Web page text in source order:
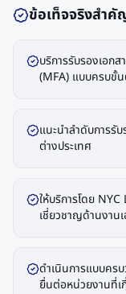
ข้อเท็จจริงสำ
บริการรับรองเอก
(MFA) แบบครบขั้
แนะนำลำดับการรั
ต่างประเทศ
ให้บริการโดย
เชี่ยวชาญด้านงาน
ดำเนินการแบบคร
ยื่นต่อหน่วยงานที่เ